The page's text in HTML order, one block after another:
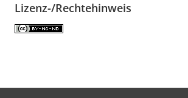
Lizenz-/Rechtehinweis